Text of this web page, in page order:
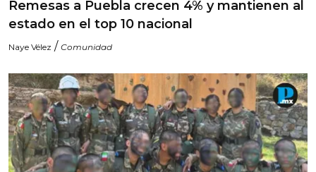
Remesas a Puebla crecen 4% y mantienen al
estado en el top 10 nacional
Naye Vélez / Comunidad